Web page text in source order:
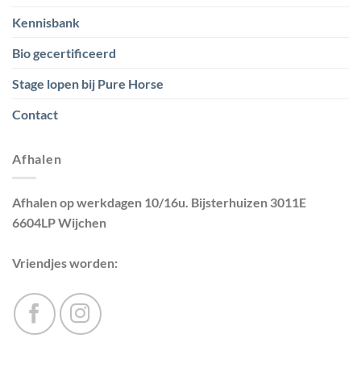
Kennisbank
Bio gecertificeerd
Stage lopen bij Pure Horse
Contact
Afhalen
Afhalen op werkdagen 10/16u. Bijsterhuizen 3011E
6604LP Wijchen
Vriendjes worden: